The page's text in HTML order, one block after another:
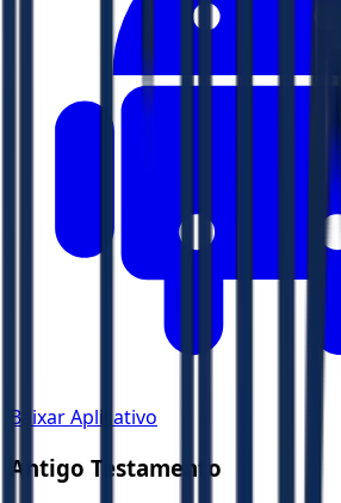
Baixar Aplicativo
Antigo Testamento